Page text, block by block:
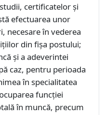
certificatelor și
efectuarea unor
necesare în vederea
din fișa postului;
și a adeverintei
caz, pentru perioada
în specialitatea
funcției
în muncă, precum